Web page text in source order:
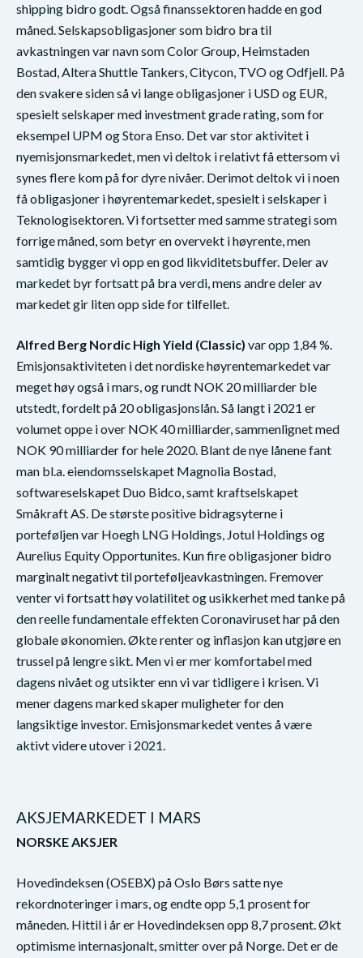
shipping bidro godt. Også finanssektoren hadde en god
måned. Selskapsobligasjoner som bidro bra til
avkastningen var navn som Color Group, Heimstaden
Bostad, Altera Shuttle Tankers, Citycon, TVO og Odfjell. På
den svakere siden så vi lange obligasjoner i USD og EUR,
spesielt selskaper med investment grade rating, som for
eksempel UPM og Stora Enso. Det var stor aktivitet i
nyemisjonsmarkedet, men vi deltok i relativt få ettersom vi
synes flere kom på for dyre nivåer. Derimot deltok vi i noen
få obligasjoner i høyrentemarkedet, spesielt i selskaper i
Teknologisektoren. Vi fortsetter med samme strategi som
forrige måned, som betyr en overvekt i høyrente, men
samtidig bygger vi opp en god likviditetsbuffer. Deler av
markedet byr fortsatt på bra verdi, mens andre deler av
markedet gir liten opp side for tilfellet.
Alfred Berg Nordic High Yield (Classic) var opp 1,84 %.
Emisjonsaktiviteten i det nordiske høyrentemarkedet var
meget høy også i mars, og rundt NOK 20 milliarder ble
utstedt, fordelt på 20 obligasjonslån. Så langt i 2021 er
volumet oppe i over NOK 40 milliarder, sammenlignet med
NOK 90 milliarder for hele 2020. Blant de nye lånene fant
man bl.a. eiendomsselskapet Magnolia Bostad,
softwareselskapet Duo Bidco, samt kraftselskapet
Småkraft AS. De største positive bidragsyterne i
porteføljen var Hoegh LNG Holdings, Jotul Holdings og
Aurelius Equity Opportunites. Kun fire obligasjoner bidro
marginalt negativt til porteføljeavkastningen. Fremover
venter vi fortsatt høy volatilitet og usikkerhet med tanke på
den reelle fundamentale effekten Coronaviruset har på den
globale økonomien. Økte renter og inflasjon kan utgjøre en
trussel på lengre sikt. Men vi er mer komfortabel med
dagens nivået og utsikter enn vi var tidligere i krisen. Vi
mener dagens marked skaper muligheter for den
langsiktige investor. Emisjonsmarkedet ventes å være
aktivt videre utover i 2021.
AKSJEMARKEDET I MARS
NORSKE AKSJER
Hovedindeksen (OSEBX) på Oslo Børs satte nye
rekordnoteringer i mars, og endte opp 5,1 prosent for
måneden. Hittil i år er Hovedindeksen opp 8,7 prosent. Økt
optimisme internasjonalt, smitter over på Norge. Det er de